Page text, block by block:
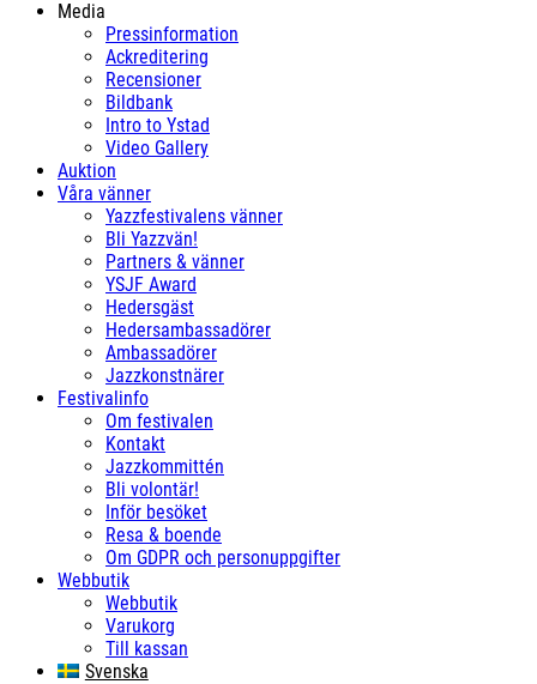
Media
Pressinformation
Ackreditering
Recensioner
Bildbank
Intro to Ystad
Video Gallery
Auktion
Våra vänner
Yazzfestivalens vänner
Bli Yazzvän!
Partners & vänner
YSJF Award
Hedersgäst
Hedersambassadörer
Ambassadörer
Jazzkonstnärer
Festivalinfo
Om festivalen
Kontakt
Jazzkommittén
Bli volontär!
Inför besöket
Resa & boende
Om GDPR och personuppgifter
Webbutik
Webbutik
Varukorg
Till kassan
Svenska